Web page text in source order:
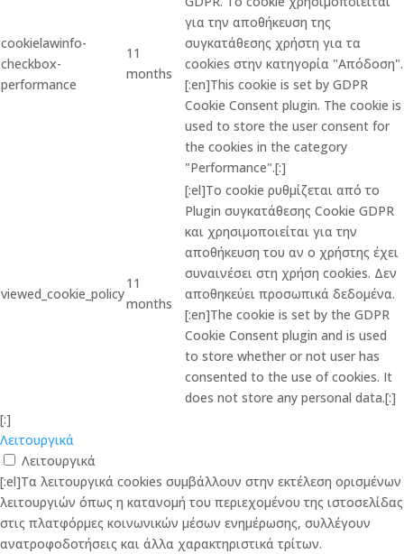
cookielawinfo-
checkbox-
performance
11
months
για την αποθήκευση της
συγκατάθεσης χρήστη για τα
cookies στην κατηγορία "Απόδοση".
[:en]This cookie is set by GDPR
Cookie Consent plugin. The cookie is
used to store the user consent for
the cookies in the category
"Performance".[:]
viewed_cookie_policy
11
months
[:el]Το cookie ρυθμίζεται από το
Plugin συγκατάθεσης Cookie GDPR
και χρησιμοποιείται για την
αποθήκευση του αν ο χρήστης έχει
συναινέσει στη χρήση cookies. Δεν
αποθηκεύει προσωπικά δεδομένα.
[:en]The cookie is set by the GDPR
Cookie Consent plugin and is used
to store whether or not user has
consented to the use of cookies. It
does not store any personal data.[:]
[:]
Λειτουργικά
Λειτουργικά
[:el]Τα λειτουργικά cookies συμβάλλουν στην εκτέλεση ορισμένων
λειτουργιών όπως η κατανομή του περιεχομένου της ιστοσελίδας
στις πλατφόρμες κοινωνικών μέσων ενημέρωσης, συλλέγουν
ανατροφοδοτήσεις και άλλα χαρακτηριστικά τρίτων.